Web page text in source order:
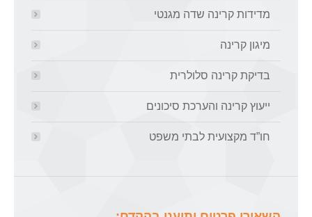
מדידות קרינה שדה מגנטי
מיגון קרינה
בדיקת קרינה סלולרית
ייעוץ קרינה והערכת סיכונים
חו”ד מקצועית לבתי משפט